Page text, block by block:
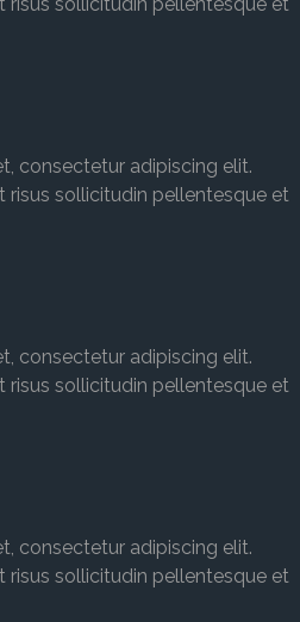
consectetur adipiscing elit.
risus sollicitudin pellentesque et
consectetur adipiscing elit.
risus sollicitudin pellentesque et
consectetur adipiscing elit.
risus sollicitudin pellentesque et